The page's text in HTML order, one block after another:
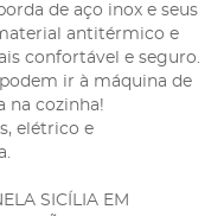
de aço inox e seus
antitérmico e
confortável e seguro.
ir à máquina de
na cozinha!
elétrico e
SICÍLIA EM